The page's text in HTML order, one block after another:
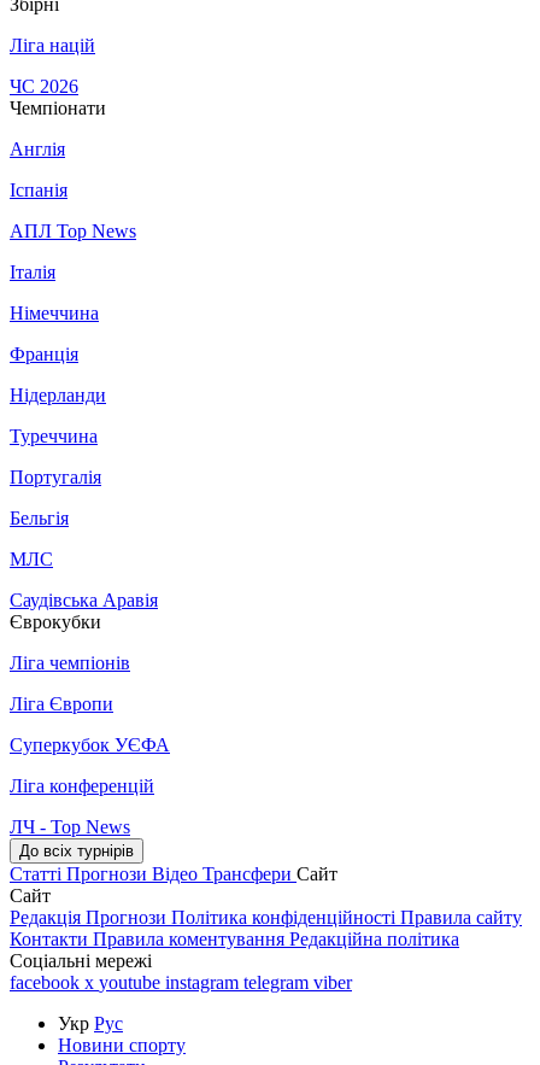
Збірні
Ліга націй
ЧС 2026
Чемпіонати
Англія
Іспанія
АПЛ Top News
Італія
Німеччина
Франція
Нідерланди
Туреччина
Португалія
Бельгія
МЛС
Саудівська Аравія
Єврокубки
Ліга чемпіонів
Ліга Європи
Суперкубок УЄФА
Ліга конференцій
ЛЧ - Top News
До всіх турнірів
Статті Прогнози Відео Трансфери Сайт
Сайт
Редакція Прогнози Політика конфіденційності Правила сайту
Контакти Правила коментування Редакційна політика
Соціальні мережі
facebook x youtube instagram telegram viber
Укр Рус
Новини спорту